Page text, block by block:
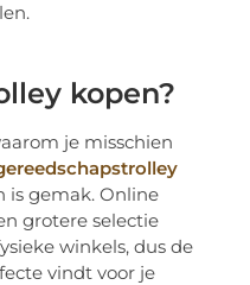
kopen?
je misschien
is gemak. Online
grotere selectie
winkels, dus de
vindt voor je